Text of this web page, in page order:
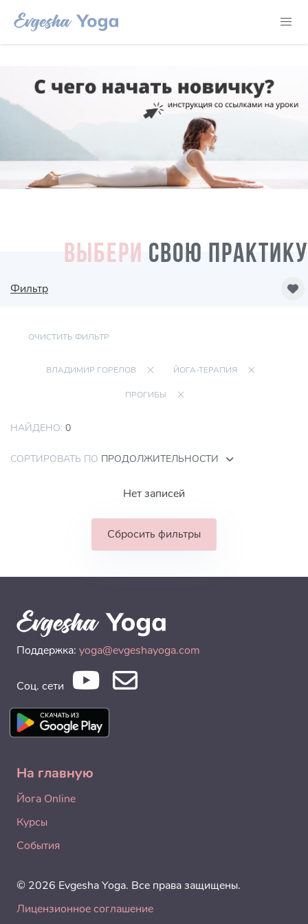
ВЫБЕРИ СВОЮ ПРАКТИКУ
Фильтр
ОЧИСТИТЬ ФИЛЬТР
ВЛАДИМИР ГОРЕЛОВ ЙОГА-ТЕРАПИЯ
ПРОГИБЫ
НАЙДЕНО: 0
СОРТИРОВАТЬ ПО ПРОДОЛЖИТЕЛЬНОСТИ
Нет записей
Сбросить фильтры
Поддержка: yoga@evgeshayoga.com
Соц. сети
На главную
Йога Online
Курсы
События
© 2026 Evgesha Yoga. Все права защищены.
Лицензионное соглашение